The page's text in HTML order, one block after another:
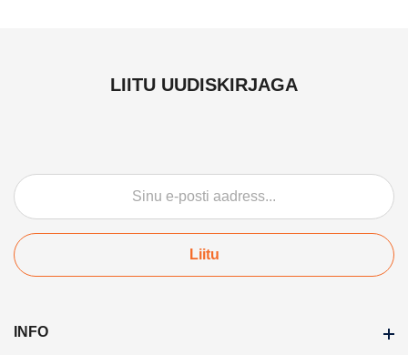
LIITU UUDISKIRJAGA
Liitu
INFO